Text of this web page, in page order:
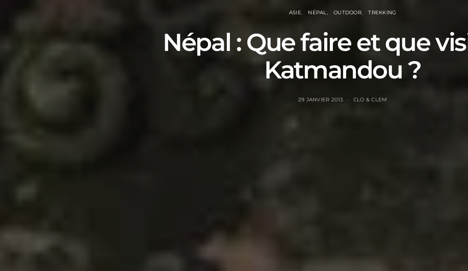
ASIE NÉPAL OUTDOOR TREKKING
Népal : Que faire et que
Katmandou ?
29 JANVIER 2013 CLO & CLEM